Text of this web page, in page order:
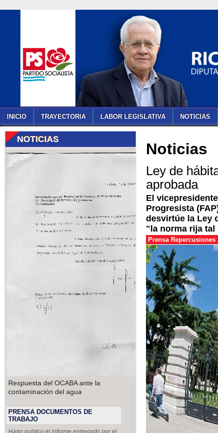
INICIO TRAYECTORIA LABOR LEGISLATIVA NOTICIAS
NOTICIAS
Respuesta del OCABA ante la
contaminación del agua
PRENSA DOCUMENTOS DE
TRABAJO
Hago publico el informe entregado por el
Noticias
Ley de
aprobada
El
Progresista
desvirtúe la Ley
"la norma rija tal
Prensa Repercusiones